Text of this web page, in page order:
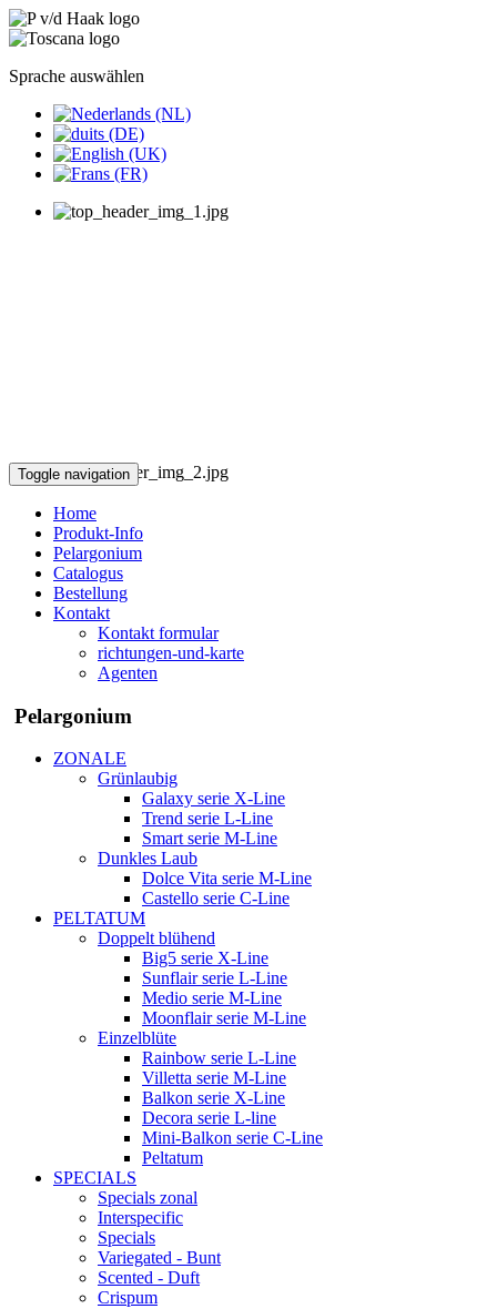
Sprache auswählen
Toggle navigation
Home
Produkt-Info
Pelargonium
Catalogus
Bestellung
Kontakt
Kontakt formular
richtungen-und-karte
Agenten
Pelargonium
ZONALE
Grünlaubig
Galaxy serie X-Line
Trend serie L-Line
Smart serie M-Line
Dunkles Laub
Dolce Vita serie M-Line
Castello serie C-Line
PELTATUM
Doppelt blühend
Big5 serie X-Line
Sunflair serie L-Line
Medio serie M-Line
Moonflair serie M-Line
Einzelblüte
Rainbow serie L-Line
Villetta serie M-Line
Balkon serie X-Line
Decora serie L-line
Mini-Balkon serie C-Line
Peltatum
SPECIALS
Specials zonal
Interspecific
Specials
Variegated - Bunt
Scented - Duft
Crispum